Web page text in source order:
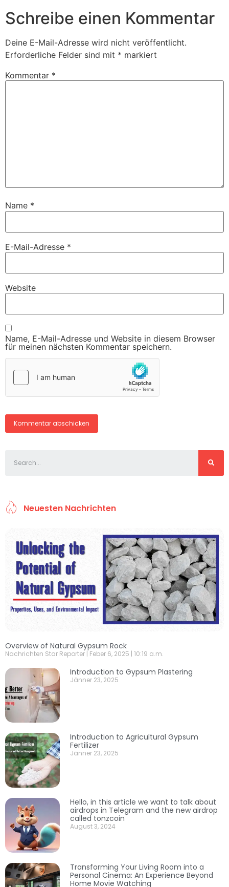
Schreibe einen Kommentar
Deine E-Mail-Adresse wird nicht veröffentlicht.
Erforderliche Felder sind mit * markiert
Kommentar *
Name *
E-Mail-Adresse *
Website
Name, E-Mail-Adresse und Website in diesem Browser
für meinen nächsten Kommentar speichern.
Neuesten Nachrichten
Overview of Natural Gypsum Rock
Nachrichten Star Reporter Feber 6, 2025 10:19 a.m.
Introduction to Gypsum Plastering
Jänner 23, 2025
Introduction to Agricultural Gypsum
Fertilizer
Jänner 23, 2025
Hello, in this article we want to talk about
airdrops in Telegram and the new airdrop
called tonzcoin
August 3, 2024
Transforming Your Living Room into a
Personal Cinema: An Experience Beyond
Home Movie Watching